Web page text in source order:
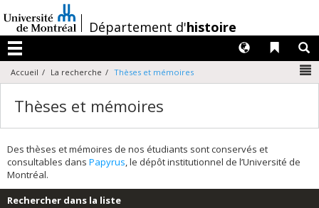
au
contenu
/Département d'histoire
Menu
Liens
Langues
Accueil La recherche Thèses et mémoires
Thèses et mémoires
Des thèses et mémoires de nos étudiants sont conservés et
consultables dans Papyrus, le dépôt institutionnel de l’Université de
Montréal.
Rechercher dans la liste